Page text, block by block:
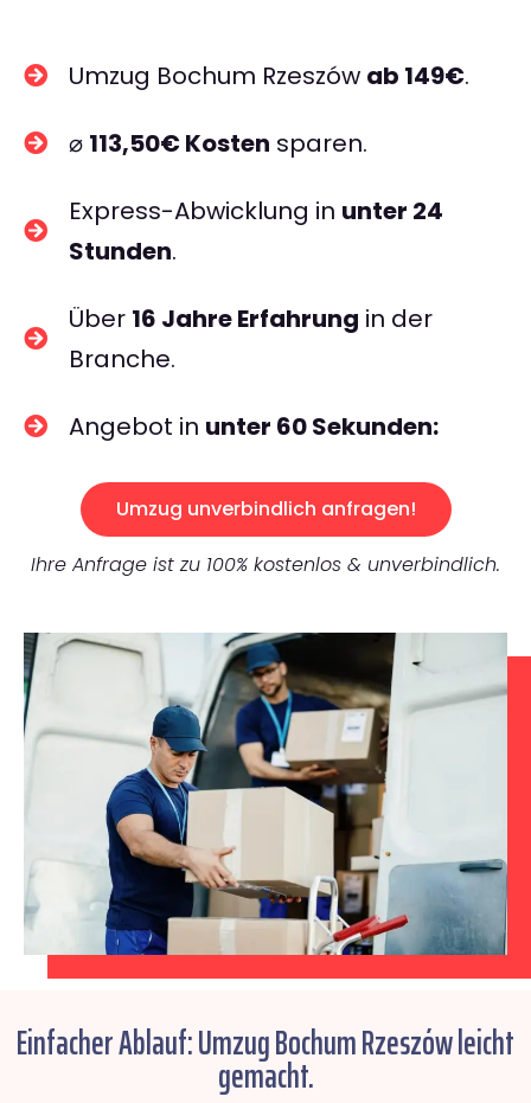
Umzug Bochum Rzeszów ab 149€.
⌀ 113,50€ Kosten sparen.
Express-Abwicklung in unter 24
Stunden.
Über 16 Jahre Erfahrung in der
Branche.
Angebot in unter 60 Sekunden:
Umzug unverbindlich anfragen!
Ihre Anfrage ist zu 100% kostenlos & unverbindlich.
Einfacher Ablauf: Umzug Bochum Rzeszów leicht
gemacht.